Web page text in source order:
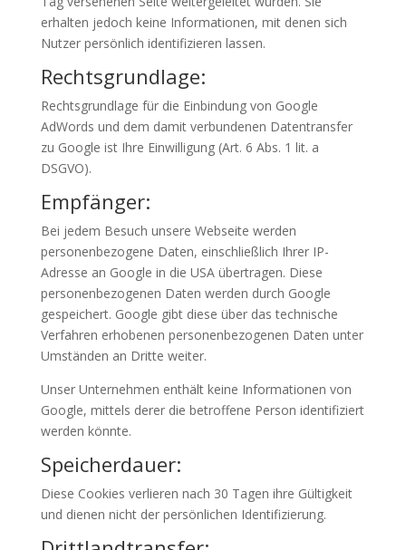
erhalten jedoch keine Informationen, mit denen sich
Nutzer persönlich identifizieren lassen.
Rechtsgrundlage:
Rechtsgrundlage für die Einbindung von Google
AdWords und dem damit verbundenen Datentransfer
zu Google ist Ihre Einwilligung (Art. 6 Abs. 1 lit. a
DSGVO).
Empfänger:
Bei jedem Besuch unsere Webseite werden
personenbezogene Daten, einschließlich Ihrer IP-
Adresse an Google in die USA übertragen. Diese
personenbezogenen Daten werden durch Google
gespeichert. Google gibt diese über das technische
Verfahren erhobenen personenbezogenen Daten unter
Umständen an Dritte weiter.
Unser Unternehmen enthält keine Informationen von
Google, mittels derer die betroffene Person identifiziert
werden könnte.
Speicherdauer:
Diese Cookies verlieren nach 30 Tagen ihre Gültigkeit
und dienen nicht der persönlichen Identifizierung.